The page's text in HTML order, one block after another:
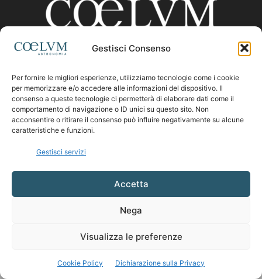
Gestisci Consenso
Per fornire le migliori esperienze, utilizziamo tecnologie come i cookie
per memorizzare e/o accedere alle informazioni del dispositivo. Il
consenso a queste tecnologie ci permetterà di elaborare dati come il
comportamento di navigazione o ID unici su questo sito. Non
acconsentire o ritirare il consenso può influire negativamente su alcune
caratteristiche e funzioni.
Gestisci servizi
Accetta
Nega
Visualizza le preferenze
Cookie Policy Dichiarazione sulla Privacy
CHI SIAMO
Contattaci:coelumastro@coelum.com